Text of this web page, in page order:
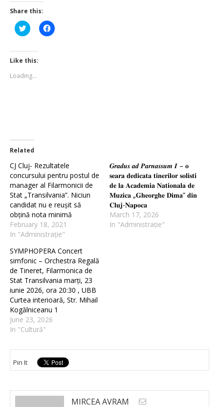
Share this:
Click
to
Twitter
(Opens
in
window)
Click
to
Like this:
Loading...
Related
CJ Cluj- Rezultatele
concursului pentru postul de
manager al Filarmonicii de
Stat „Transilvania”. Niciun
candidat nu e reușit să
obțină nota minimă
February 18, 2021
In "Administrație"
𝑮𝒓𝒂𝒅𝒖𝒔 𝒂𝒅 𝑷𝒂𝒓𝒏𝒂𝒔𝒔𝒖𝒎 𝑰 – 𝐨
𝐬𝐞𝐚𝐫𝐚 𝐝𝐞𝐝𝐢𝐜𝐚𝐭𝐚 𝐭𝐢𝐧𝐞𝐫𝐢𝐥𝐨𝐫 𝐬𝐨𝐥𝐢𝐬𝐭𝐢
𝐝𝐞 𝐥𝐚 𝐀𝐜𝐚𝐝𝐞𝐦𝐢𝐚 𝐍𝐚𝐭𝐢𝐨𝐧𝐚𝐥𝐚 𝐝𝐞
𝐌𝐮𝐳𝐢𝐜𝐚 „𝐆𝐡𝐞𝐨𝐫𝐠𝐡𝐞 𝐃𝐢𝐦𝐚” 𝐝𝐢𝐧
𝐂𝐥𝐮𝐣-𝐍𝐚𝐩𝐨𝐜𝐚
March 17, 2026
In "Administrație"
SYMPHOPERA Concert
simfonic – Orchestra Regală
de Tineret, Filarmonica de
Stat Transilvania marți, 23
iunie 2026, ora 20:30 , UBB
Curtea interioară, Str. Mihail
Kogălniceanu 1
June 23, 2026
In "Cultură"
Pin It
MIRCEA AVRAM